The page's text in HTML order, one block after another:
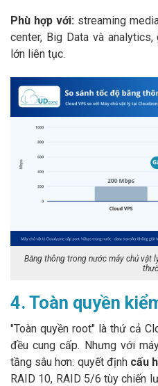
Phù hợp với: streaming
center, Big Data và
lớn liên tục.
Băng thông trong nước máy chủ vật
4. Toàn quyền
"Toàn quyền root" là thứ cả
đều cung cấp. Nhưng với
tầng sâu hơn: quyết định cấu
RAID 10, RAID 5/6 tùy chiến